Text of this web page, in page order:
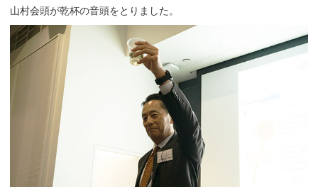
山村会頭が乾杯の音頭をとりました。